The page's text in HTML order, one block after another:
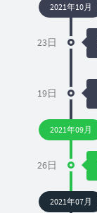
2021年10月
23日
19日
2021年09月
26日
2021年07月